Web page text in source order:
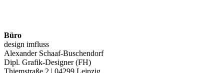
Büro
design imfluss
Alexander Schaaf-Buschendorf
Dipl. Grafik-Designer (FH)
Thiemstraße 2 | 04299 Leipzig